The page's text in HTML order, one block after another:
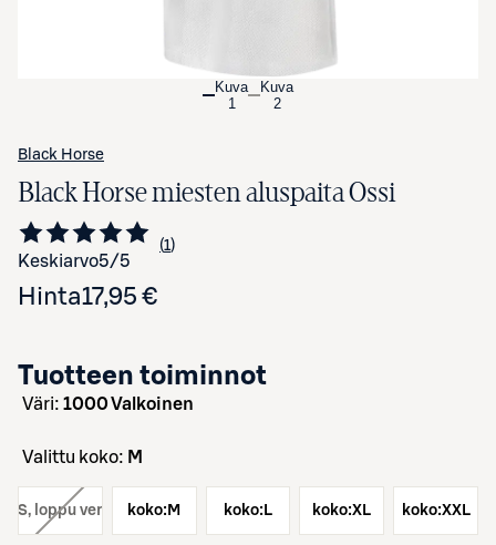
Kuva
1
Kuva
2
Black Horse
Black Horse miesten aluspaita Ossi
Keskiarvo5/5 Siirry arvioihin
1
kappale
Hinta17,95 €
Tuotteen toiminnot
väri: 1000 Valkoinen
Valittu koko: M
S, loppu verkostakoko: M koko: L koko:XL koko:XXL